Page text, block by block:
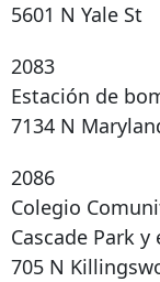
5601 N Yale St
2083
Estación de
7134 N
2086
Colegio
Cascade Park
705 N